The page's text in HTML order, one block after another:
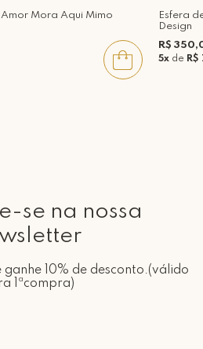
Mora Aqui Mimo
Esfera
Design
R$
5xde
se na nossa
ganhe 10% de desconto.(válido
1ªcompra)